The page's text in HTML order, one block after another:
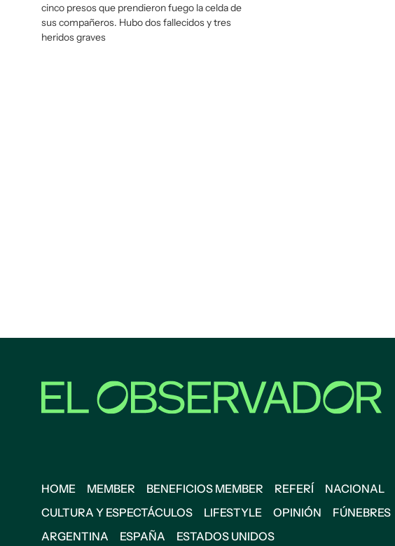
cinco presos que prendieron fuego la celda de
sus compañeros. Hubo dos fallecidos y tres
heridos graves
HOME MEMBER BENEFICIOS MEMBER REFERÍ NACIONAL
CULTURA Y ESPECTÁCULOS
LIFESTYLE OPINIÓN FÚNEBRES
ARGENTINA
ESPAÑA ESTADOS UNIDOS